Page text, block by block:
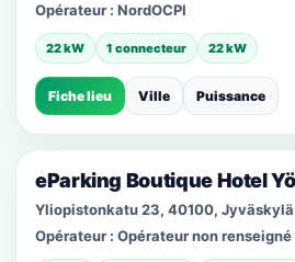
Opérateur : NordOCPI
22 kW 1 connecteur 22 kW
Fiche lieu Ville Puissance
eParking Boutique Hotel
Yliopistonkatu 23, 40100, Jyväskylä
Opérateur : Opérateur non renseigné